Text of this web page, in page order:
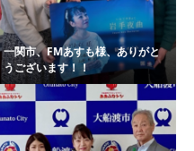
一関市、FMあすも様、ありがと
うございます！！